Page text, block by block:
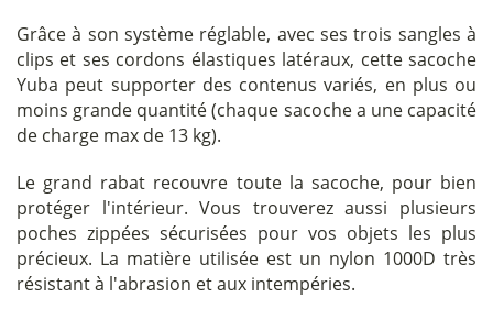
Grâce à son système réglable, avec ses trois sangles à
clips et ses cordons élastiques latéraux, cette sacoche
Yuba peut supporter des contenus variés, en plus ou
moins grande quantité (chaque sacoche a une capacité
de charge max de 13 kg).
Le grand rabat recouvre toute la sacoche, pour bien
protéger l'intérieur. Vous trouverez aussi plusieurs
poches zippées sécurisées pour vos objets les plus
précieux. La matière utilisée est un nylon 1000D très
résistant à l'abrasion et aux intempéries.